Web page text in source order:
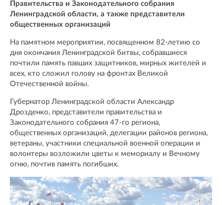
Правительства и Законодательного собрания
Ленинградской области, а также представители
общественных организаций
На памятном мероприятии, посвященном 82-летию со
дня окончания Ленинградской битвы, собравшиеся
почтили память павших защитников, мирных жителей и
всех, кто сложил голову на фронтах Великой
Отечественной войны.
Губернатор Ленинградской области Александр
Дрозденко, представители правительства и
Законодательного собрания 47-го региона,
общественных организаций, делегации районов региона,
ветераны, участники специальной военной операции и
волонтеры возложили цветы к мемориалу и Вечному
огню, почтив память погибших.